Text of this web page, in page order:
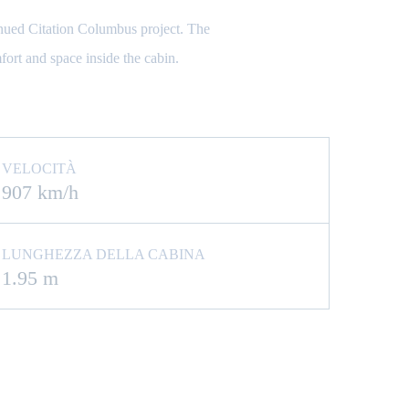
Citation Columbus project. The
and space inside the cabin.
VELOCITÀ
907 km/h
LUNGHEZZA DELLA CABINA
1.95 m